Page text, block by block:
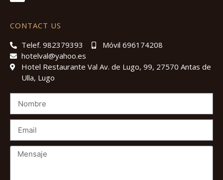
CONTACT US
Telef. 982379393
Móvil 696174208
hotelval@yahoo.es
Hotel Restaurante Val Av. de Lugo, 99, 27570 Antas de
Ulla, Lugo